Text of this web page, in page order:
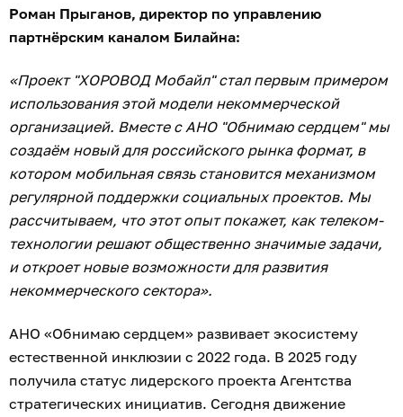
Роман Прыганов, директор по управлению
партнёрским каналом Билайна:
«Проект "ХОРОВОД Мобайл" стал первым примером
использования этой модели некоммерческой
организацией. Вместе с АНО "Обнимаю сердцем" мы
создаём новый для российского рынка формат, в
котором мобильная связь становится механизмом
регулярной поддержки социальных проектов. Мы
рассчитываем, что этот опыт покажет, как телеком-
технологии решают общественно значимые задачи,
и откроет новые возможности для развития
некоммерческого сектора».
АНО «Обнимаю сердцем» развивает экосистему
естественной инклюзии с 2022 года. В 2025 году
получила статус лидерского проекта Агентства
стратегических инициатив. Сегодня движение